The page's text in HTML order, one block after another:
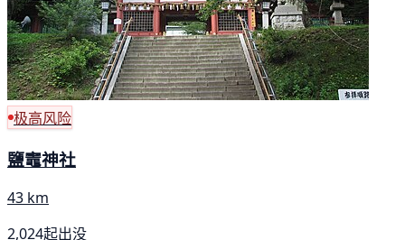
极高风险
鹽竈神社
43 km
2,024起出没